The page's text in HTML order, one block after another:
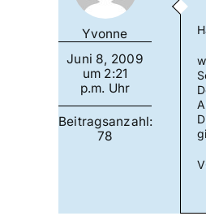
Yvonne
Juni 8, 2009
um 2:21
p.m. Uhr
Beitragsanzahl:
78